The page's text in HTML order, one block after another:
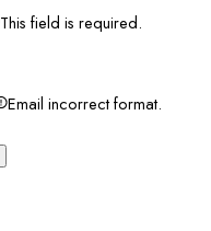
This field is required.
Email incorrect format.